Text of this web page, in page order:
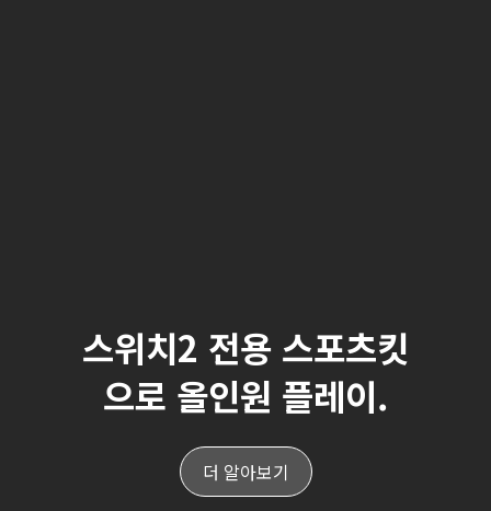
스위치2 전용 스포츠킷
으로 올인원 플레이.
더 알아보기